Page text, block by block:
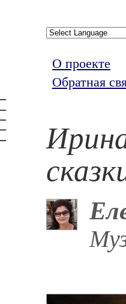
О проекте
Обратная